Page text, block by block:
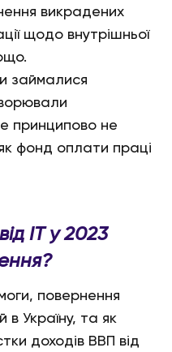
викрадених
щодо внутрішньої
займалися
принципово не
фонд оплати праці
IT у 2023
повернення
в Україну, та як
доходів ВВП від